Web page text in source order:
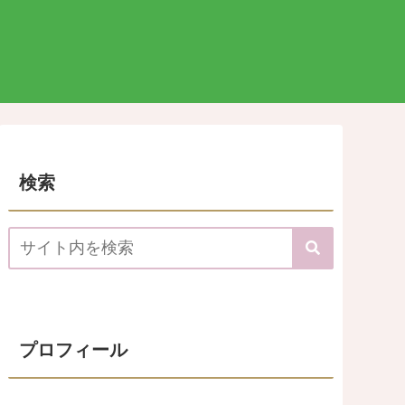
検索
プロフィール